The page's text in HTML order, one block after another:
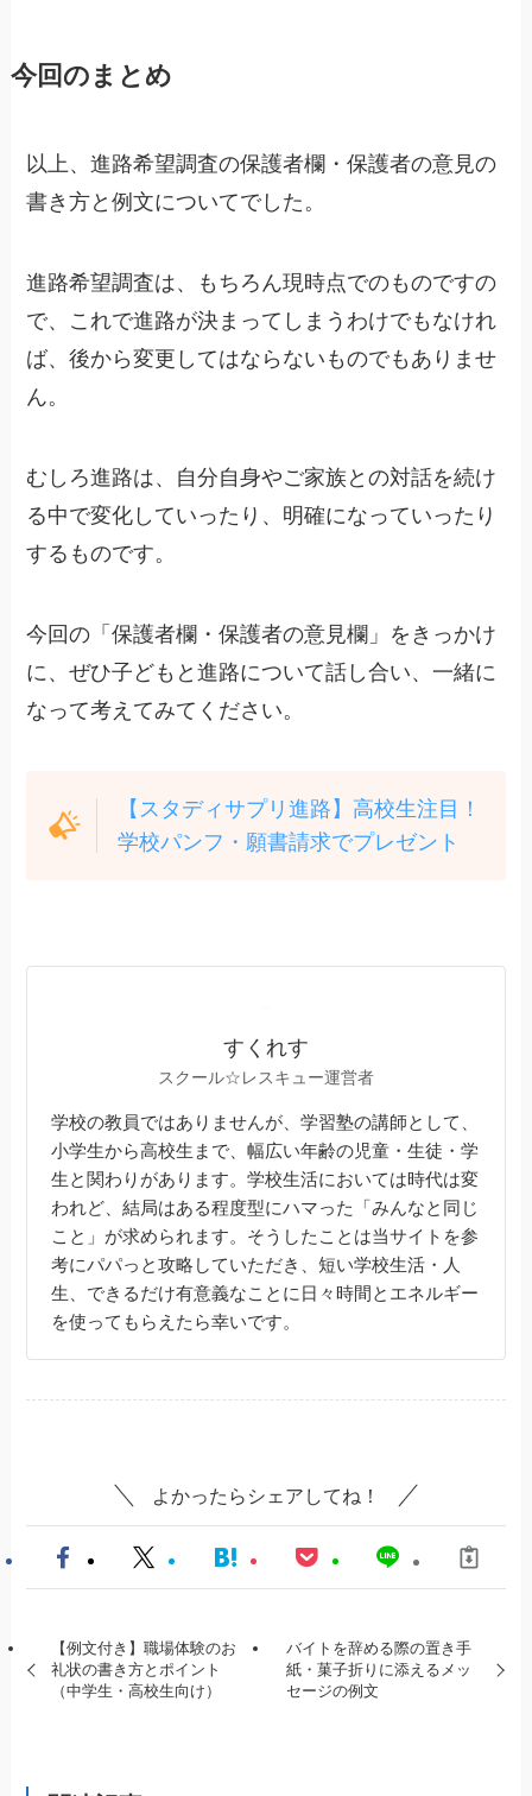
今回のまとめ
以上、進路希望調査の保護者欄・保護者の意見の
書き方と例文についてでした。
進路希望調査は、もちろん現時点でのものですの
で、これで進路が決まってしまうわけでもなけれ
ば、後から変更してはならないものでもありませ
ん。
むしろ進路は、自分自身やご家族との対話を続け
る中で変化していったり、明確になっていったり
するものです。
今回の「保護者欄・保護者の意見欄」をきっかけ
に、ぜひ子どもと進路について話し合い、一緒に
なって考えてみてください。
【スタディサプリ進路】高校生注目！
学校パンフ・願書請求でプレゼント
すくれす
スクール☆レスキュー運営者
学校の教員ではありませんが、学習塾の講師として、
小学生から高校生まで、幅広い年齢の児童・生徒・学
生と関わりがあります。学校生活においては時代は変
われど、結局はある程度型にハマった「みんなと同じ
こと」が求められます。そうしたことは当サイトを参
考にパパっと攻略していただき、短い学校生活・人
生、できるだけ有意義なことに日々時間とエネルギー
を使ってもらえたら幸いです。
よかったらシェアしてね！
【例文付き】職場体験のお
礼状の書き方とポイント
（中学生・高校生向け）
バイトを辞める際の置き手
紙・菓子折りに添えるメッ
セージの例文